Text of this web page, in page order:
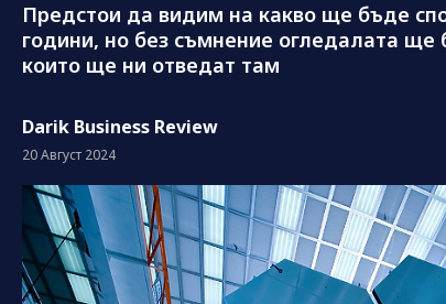
Предстои да видим на какво ще бъде
години, но без съмнение огледалата ще
които ще ни отведат там
Darik Business Review
20 Август 2024